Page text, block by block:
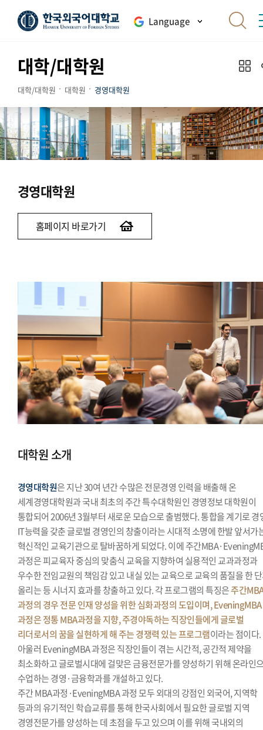
Language
대학/대학원
대학/대학원 대학원 경영대학원
경영대학원
홈페이지 바로가기
대학원 소개
경영대학원은 지난 30여 년간 수많은 전문경영 인력을 배출해 온
세계경영대학원과 국내 최초의 주간 특수대학원인 경영정보 대학원이
통합되어 2006년 3월부터 새로운 모습으로 출범했다. 통합을 계기로 경
IT능력을 갖춘 글로벌 경영인의 창출이라는 시대적 소명에 한발 앞서가
혁신적인 교육기관으로 탈바꿈하게 되었다. 이에 주간
과정은 피교육자 중심의 맞춤식 교육을 지향하여 실용적인 교과과정과
우수한 전임교원의 책임감 있고 내실 있는 교육으로 교육의 품질을 한
올리는 등 시너지 효과를 창출하고 있다. 각 프로그램의 특징은주간
과정의 경우 전문 인재 양성을 위한 심화과정의 도입이며, EveningMBA
과정은 정통 MBA과정을 지향, 주경야독하는 직장인들에게 글로벌
리더로서의 꿈을 실현하게 해 주는 경쟁력 있는 프로그램이라는 점이다.
아울러 EveningMBA 과정은 직장인들이 겪는 시간적, 공간적 제약을
최소화하고 글로벌시대에 걸맞은 금융전문가를 양성하기 위해 온라인
수업하는 경영·금융학과를 개설하고 있다.
주간 MBA과정·EveningMBA 과정 모두 외대의 강점인 외국어, 지역학
등과의 유기적인 학습교류를 통해 한국사회에서 필요한 글로벌 지역
경영전문가를 양성하는 데 초점을 두고 있으며 이를 위해 국내외의